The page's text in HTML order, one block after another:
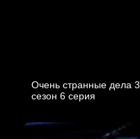
Очень странные дела 3
cезон 6 cерия